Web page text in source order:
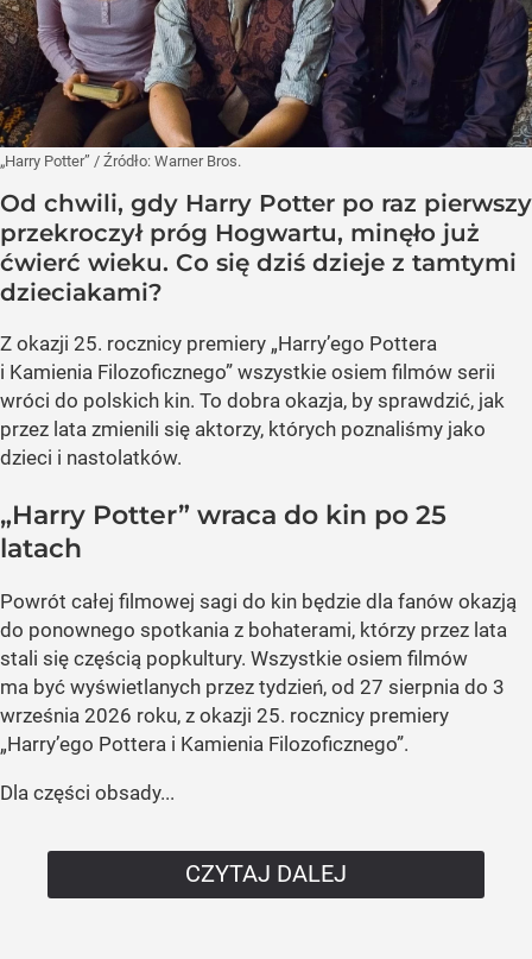
„Harry Potter” / Źródło: Warner Bros.
Od chwili, gdy Harry Potter po raz pierwszy
przekroczył próg Hogwartu, minęło już
ćwierć wieku. Co się dziś dzieje z tamtymi
dzieciakami?
Z okazji 25. rocznicy premiery „Harry’ego Pottera
i Kamienia Filozoficznego” wszystkie osiem filmów serii
wróci do polskich kin. To dobra okazja, by sprawdzić, jak
przez lata zmienili się aktorzy, których poznaliśmy jako
dzieci i nastolatków.
„Harry Potter” wraca do kin po 25
latach
Powrót całej filmowej sagi do kin będzie dla fanów okazją
do ponownego spotkania z bohaterami, którzy przez lata
stali się częścią popkultury. Wszystkie osiem filmów
ma być wyświetlanych przez tydzień, od 27 sierpnia do 3
września 2026 roku, z okazji 25. rocznicy premiery
„Harry’ego Pottera i Kamienia Filozoficznego”.
Dla części obsady...
CZYTAJ DALEJ